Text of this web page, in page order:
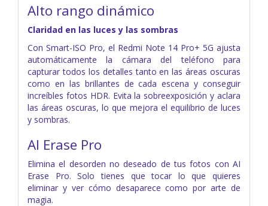
Alto rango dinámico
Claridad en las luces y las sombras
Con Smart-ISO Pro, el Redmi Note 14 Pro+ 5G ajusta
automáticamente la cámara del teléfono para
capturar todos los detalles tanto en las áreas oscuras
como en las brillantes de cada escena y conseguir
increíbles fotos HDR. Evita la sobreexposición y aclara
las áreas oscuras, lo que mejora el equilibrio de luces
y sombras.
AI Erase Pro
Elimina el desorden no deseado de tus fotos con AI
Erase Pro. Solo tienes que tocar lo que quieres
eliminar y ver cómo desaparece como por arte de
magia.